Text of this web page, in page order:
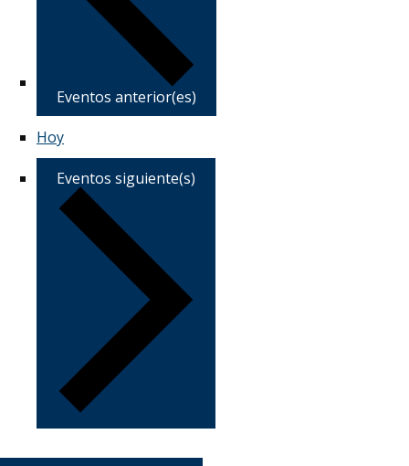
Eventos anterior(es)
Hoy
Eventos siguiente(s)